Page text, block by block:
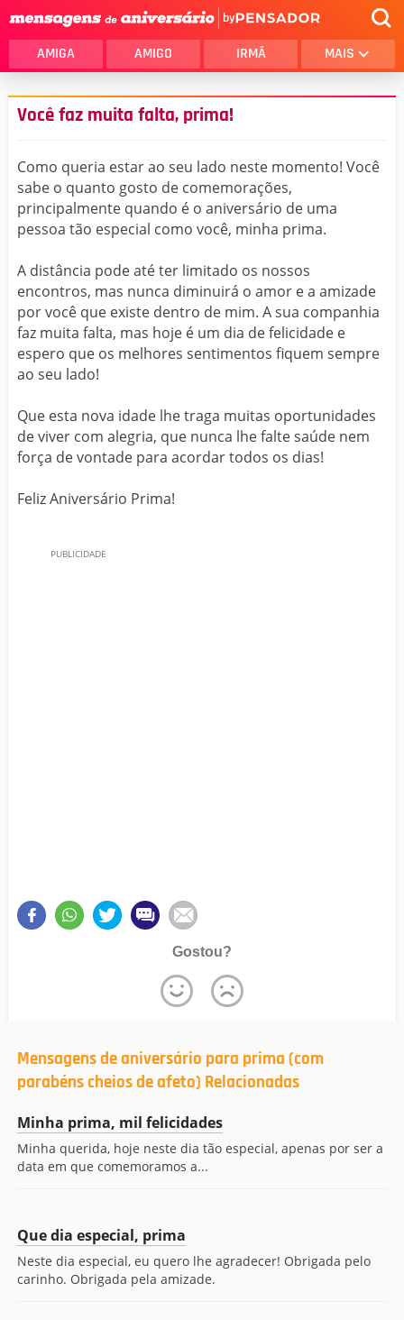
by
AMIGA AMIGO IRMÃ MAIS
Você faz muita falta, prima!
Como queria estar ao seu lado neste momento! Você
sabe o quanto gosto de comemorações,
principalmente quando é o aniversário de uma
pessoa tão especial como você, minha prima.
A distância pode até ter limitado os nossos
encontros, mas nunca diminuirá o amor e a amizade
por você que existe dentro de mim. A sua companhia
faz muita falta, mas hoje é um dia de felicidade e
espero que os melhores sentimentos fiquem sempre
ao seu lado!
Que esta nova idade lhe traga muitas oportunidades
de viver com alegria, que nunca lhe falte saúde nem
força de vontade para acordar todos os dias!
Feliz Aniversário Prima!
Gostou?
Mensagens de aniversário para prima (com
parabéns cheios de afeto) Relacionadas
Minha prima, mil felicidades
Minha querida, hoje neste dia tão especial, apenas por ser a
data em que comemoramos a...
Que dia especial, prima
Neste dia especial, eu quero lhe agradecer! Obrigada pelo
carinho. Obrigada pela amizade.